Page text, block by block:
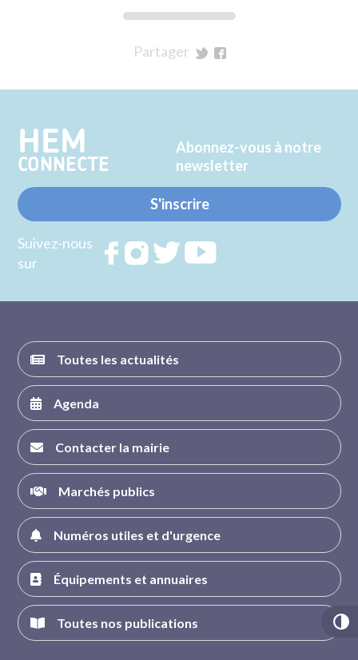
Partager
Twitter
Facebook
HEM
CONNECTE
Abonnez-vous à notre
newsletter
S'inscrire
Suivez-nous
sur
RejoignezRejoignezRejoignez
Toutes les actualités
Agenda
Contacter la mairie
Marchés publics
Numéros utiles et d'urgence
Équipements et annuaires
Toutes nos publications